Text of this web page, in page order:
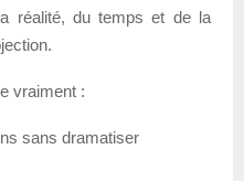
réalité, du temps et de la
vraiment :
sans dramatiser